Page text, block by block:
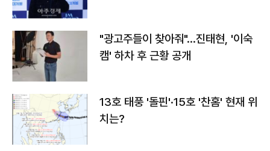
"광고주들이 찾아줘"…진태현, '이숙
캠' 하차 후 근황 공개
13호 태풍 '돌핀'·15호 '찬홈' 현재 위
치는?